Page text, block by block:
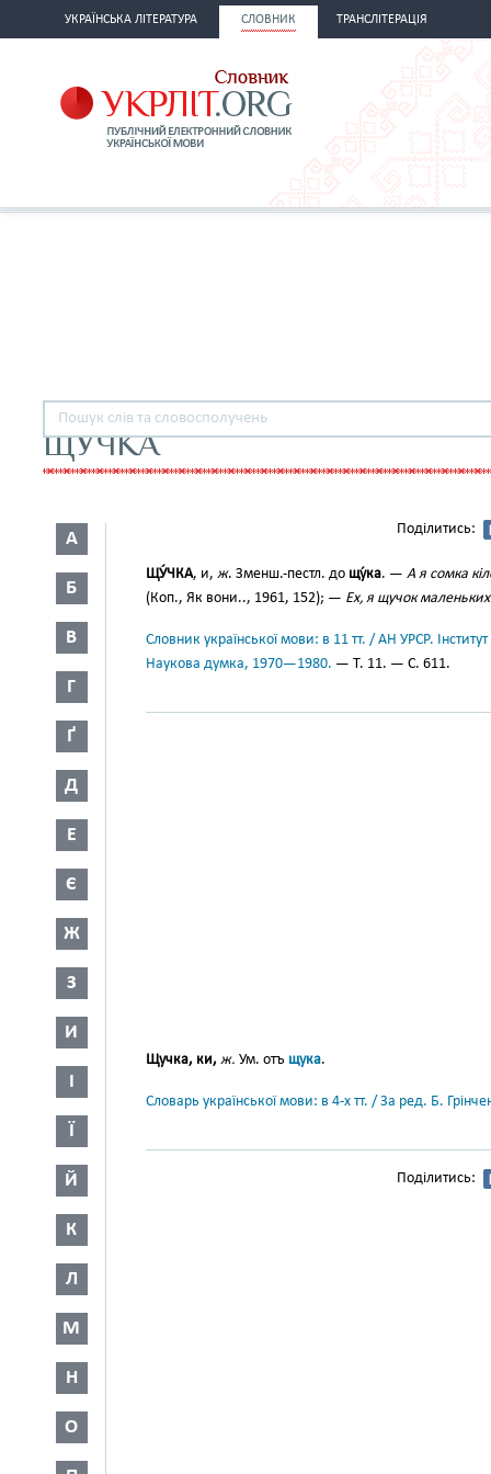
УКРАЇНСЬКА ЛІТЕРАТУРА СЛОВНИК ТРАНСЛІТЕРАЦІЯ
ЩУЧКА
А
Б
В
Г
Ґ
Д
Е
Є
Ж
З
И
І
Ї
Й
К
Л
М
Н
О
Поділитись:
ЩУ́ЧКА, и, ж. Зменш.-пестл. до щу́ка. — А я сомка
(Коп., Як вони.., 1961, 152); — Ех, я щучок
Словник української мови: в 11 тт. / АН УРСР.
Наукова думка, 1970—1980. — Т. 11. — С. 611.
Щучка, ки, ж. Ум. отъ щука.
Словарь української мови: в 4-х тт. / За ред. Б.
Поділитись: